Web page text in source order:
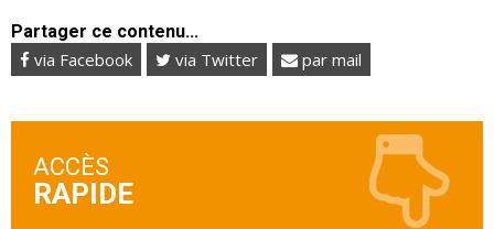
Partager ce contenu...
via Facebook via Twitter par mail
ACCÈS